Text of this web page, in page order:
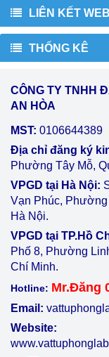
LIÊN KẾT
THỐNG KÊ
CÔNG TY TNHH
AN HÒA
MST: 0106644389
Địa chỉ đăng ký
Phường Tây Mỗ,
VPGD tại Hà Nội:
Vạn Phúc,
Hà Nội.
VPGD tại TP.Hồ
Phố 8, Phường
Chí Minh.
Hotline: Mr.Đăng
Email:
Website: